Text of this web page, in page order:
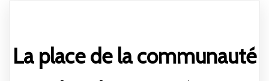
La place de la communauté